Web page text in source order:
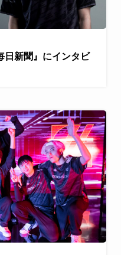
日新聞』にインタビ